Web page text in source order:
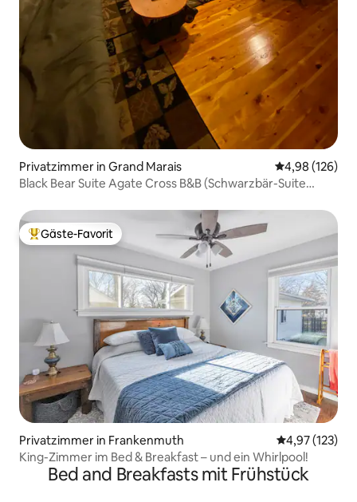
Privatzimmer in Grand Marais
4,98 (126)
Black Bear Suite Agate Cross B&B (Schwarzbär-Suite
Beliebter Gäste-Favorit.
Gäste-Favorit
Privatzimmer in Frankenmuth
4,97 (123)
King-Zimmer im Bed & Breakfast – und ein Whirlpool!
Bed and Breakfasts mit Frühstück